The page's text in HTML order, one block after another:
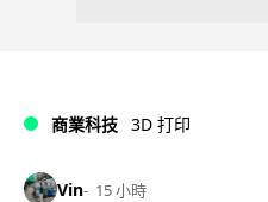
商業科技 3D 打印
Vin 15 小時